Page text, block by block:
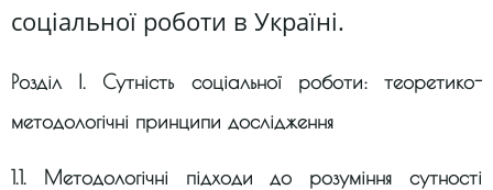
соціальної роботи в Україні.
Розділ І. Сутність соціальної роботи: теоретико-
методологічні принципи дослідження
1.1. Методологічні підходи до розуміння сутності